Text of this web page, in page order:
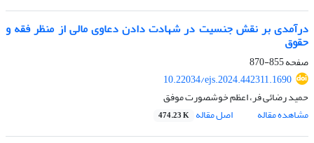
درآمدی بر نقش جنسیت در شهادت دادن دعاوی مالی از منظر فقه و
حقوق
صفحه855-870
10.22034/ejs.2024.442311.1690
حمید رضائی فر، اعظم خوشصورت موفق
مشاهده مقاله
اصل مقاله 474.23 K